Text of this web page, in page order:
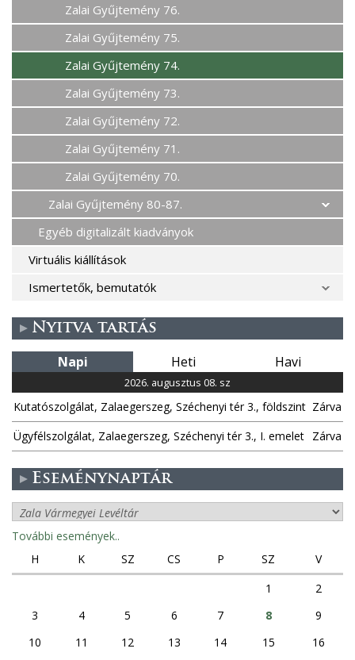
Zalai Gyűjtemény 76.
Zalai Gyűjtemény 75.
Zalai Gyűjtemény 74.
Zalai Gyűjtemény 73.
Zalai Gyűjtemény 72.
Zalai Gyűjtemény 71.
Zalai Gyűjtemény 70.
Zalai Gyűjtemény 80-87.
Egyéb digitalizált kiadványok
Virtuális kiállítások
Ismertetők, bemutatók
Nyitva tartás
Napi Heti Havi
2026. augusztus 08. sz
Kutatószolgálat, Zalaegerszeg, Széchenyi tér 3., földszint Zárva
Ügyfélszolgálat, Zalaegerszeg, Széchenyi tér 3., I. emelet Zárva
Eseménynaptár
További események..
H
K SZ CS P SZ
V
1
2
3
4 5 6 7 8
9
10
11 12 13 14 15
16